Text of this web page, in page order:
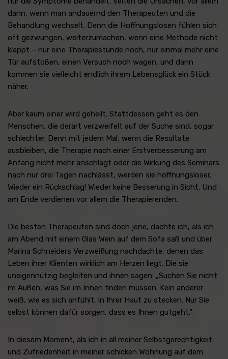
dann, wenn man andauernd den Therapeuten und die
Behandlung wechselt. Denn die Hoffnungslosen fühlen sich
oft gezwungen, weiterzumachen, wenn eine Methode nicht
klappt – nur eine Therapiestunde noch, nur einmal mehr eine
Tür aufstoßen, einen Versuch noch wagen, und dann
kommen sie vielleicht endlich ihrem Lebensglück ein Stück
näher.
Aber kaum einer wird geheilt. Stattdessen geht es den
Menschen, die derart verzweifelt auf der Suche sind, sogar
schlechter. Denn mit jedem Mal, wenn die Resultate
ausbleiben, die Therapie nach einer Erstverbesserung am
Anfang nicht mehr anschlägt oder die Wirkung des Seminars
nach nur drei Tagen nachlässt, werden sie hoffnungsloser.
Wieder ein Rückschlag! Wieder keine Besserung in Sicht. Und
am Ende verdienen vor allem die Therapierenden.
Die besten Therapeuten sind doch jene, dachte ich, als ich
am Abend mit einem Glas Wein auf dem Sofa saß und über
Marina Schneiders Verzweiflung nachdachte, denen das
Leben ihrer Klienten wirklich am Herzen liegt. Die sie
uneigennützig begleiten und ihnen sagen: „Suchen Sie nicht
im Außen, was Sie im Innen finden müssen. Kein anderer
weiß, wie es sich anfühlt, in Ihrer Haut zu stecken. Nur Sie
selbst können dafür sorgen, dass es Ihnen gutgeht.“
In diesem Moment, als ich in all meiner Selbstgerechtigkeit
und Zufriedenheit in meiner schicken Wohnung auf dem